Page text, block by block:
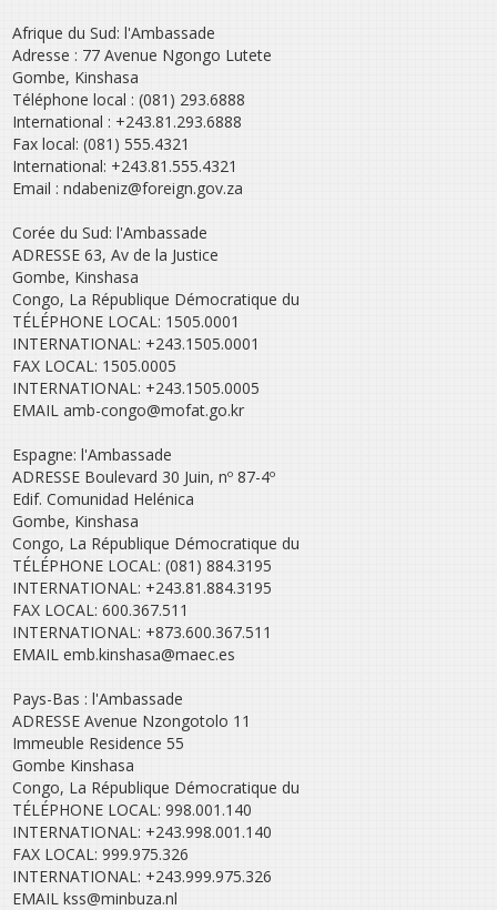
Afrique du Sud: l'Ambassade
Adresse : 77 Avenue Ngongo Lutete
Gombe, Kinshasa
Téléphone local : (081) 293.6888
International : +243.81.293.6888
Fax local: (081) 555.4321
International: +243.81.555.4321
Email : ndabeniz@foreign.gov.za
Corée du Sud: l'Ambassade
ADRESSE 63, Av de la Justice
Gombe, Kinshasa
Congo, La République Démocratique du
TÉLÉPHONE LOCAL: 1505.0001
INTERNATIONAL: +243.1505.0001
FAX LOCAL: 1505.0005
INTERNATIONAL: +243.1505.0005
EMAIL amb-congo@mofat.go.kr
Espagne: l'Ambassade
ADRESSE Boulevard 30 Juin, nº 87-4º
Edif. Comunidad Helénica
Gombe, Kinshasa
Congo, La République Démocratique du
TÉLÉPHONE LOCAL: (081) 884.3195
INTERNATIONAL: +243.81.884.3195
FAX LOCAL: 600.367.511
INTERNATIONAL: +873.600.367.511
EMAIL emb.kinshasa@maec.es
Pays-Bas : l'Ambassade
ADRESSE Avenue Nzongotolo 11
Immeuble Residence 55
Gombe Kinshasa
Congo, La République Démocratique du
TÉLÉPHONE LOCAL: 998.001.140
INTERNATIONAL: +243.998.001.140
FAX LOCAL: 999.975.326
INTERNATIONAL: +243.999.975.326
EMAIL kss@minbuza.nl